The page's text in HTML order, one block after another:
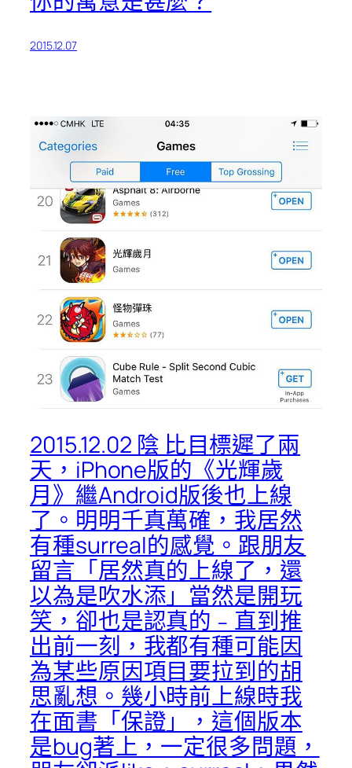
2015.12.07
2015.12.02 陰 比目標遲了兩
天，iPhone版的《光輝歲
月》繼Android版後也上線
了。明明千真萬確，我居然
有種surreal的感覺。跟朋友
留言「居然真的上線了，還
以為是吹水添」當然是開玩
笑，卻也是認真的﹣直到推
出前一刻，我都有種可能因
為某些原因項目要拉到的胡
思亂想。幾小時前上線時我
在面書「保證」，這個版本
是bug著上，一定很多問題，